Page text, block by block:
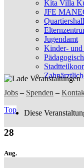
Kita Villa
JFE
Jugendamt
Kinder- und
Jobs – Spenden –
Top
Diese
28
Aug.